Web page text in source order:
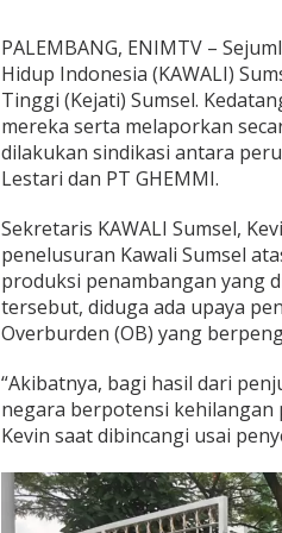
K
o
r
p
s
i
u
i
P
r
i
a
C
o
a
-
L
e
PALEMBANG, ENIMTV –
Hidup Indonesia (KAWALI)
Tinggi (Kejati) Sumsel.
mereka serta melaporkan
dilakukan sindikasi antara
Lestari dan PT GHEMMI.
Sekretaris KAWALI Sumsel,
penelusuran Kawali Sumsel
produksi penambangan yang
tersebut, diduga ada upaya
Overburden (OB) yang
“Akibatnya, bagi hasil dari
negara berpotensi
Kevin saat dibincangi usai